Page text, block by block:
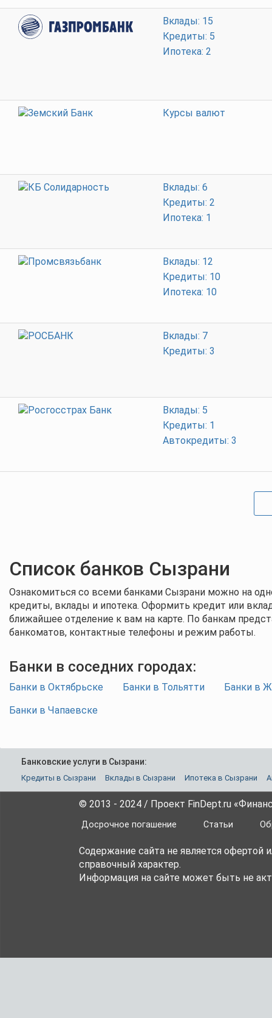
Вклады: 15
Кредиты: 5
Ипотека: 2
Курсы валют
Вклады: 6
Кредиты: 2
Ипотека: 1
Вклады: 12
Кредиты: 10
Ипотека: 10
Вклады: 7
Кредиты: 3
Вклады: 5
Кредиты: 1
Автокредиты: 3
Список банков Сызрани
Ознакомиться со всеми банками Сызрани можно на
кредиты, вклады и ипотека. Оформить кредит или
ближайшее отделение к вам на карте. По банкам
банкоматов, контактные телефоны и режим работы.
Банки в соседних городах:
Банки в Октябрьске Банки в Тольятти
Банки в
Банки в Чапаевске
Банковские услуги в Сызрани:
Кредиты в Сызрани Вклады в Сызрани Ипотека в Сызрани
© 2013 - 2024 / Проект FinDept.ru
Досрочное погашение Статьи
Содержание сайта не является
справочный характер.
Информация на сайте может быть не